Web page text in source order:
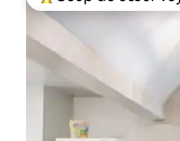
Coups de cœur